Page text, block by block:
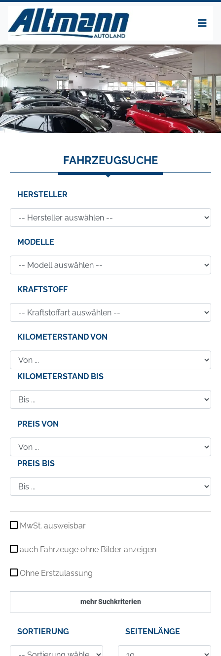
FAHRZEUGSUCHE
HERSTELLER
MODELLE
KRAFTSTOFF
KILOMETERSTAND VON
KILOMETERSTAND BIS
PREIS VON
PREIS BIS
MwSt. ausweisbar
auch Fahrzeuge ohne Bilder anzeigen
Ohne Erstzulassung
mehr Suchkriterien
SORTIERUNG SEITENLÄNGE